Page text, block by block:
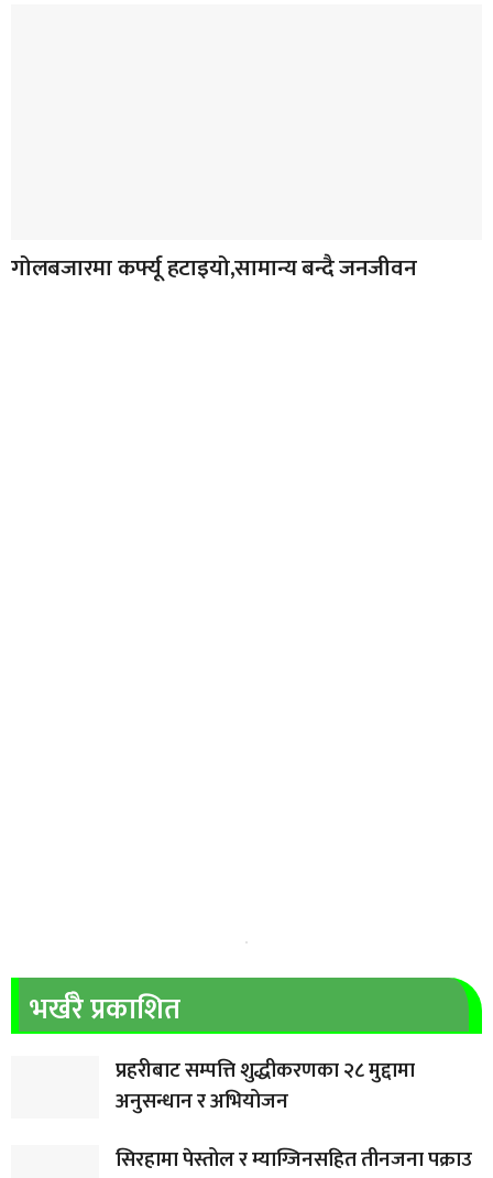
गोलबजारमा कर्फ्यू हटाइयो,सामान्य बन्दै जनजीवन
भर्खरै प्रकाशित
प्रहरीबाट सम्पत्ति शुद्धीकरणका २८ मुद्दामा
अनुसन्धान र अभियोजन
सिरहामा पेस्तोल र म्याग्जिनसहित तीनजना पक्राउ